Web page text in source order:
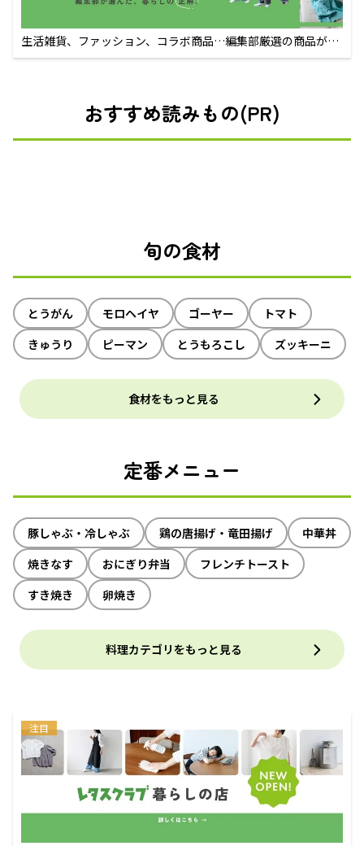
生活雑貨、ファッション、コラボ商品…編集部厳選の商品が買
えるECサイト
おすすめ読みもの(PR)
旬の食材
とうがん モロヘイヤ ゴーヤー
トマト
きゅうり
ピーマン とうもろこし ズッキーニ
食材をもっと見る
定番メニュー
豚しゃぶ・冷しゃぶ 鶏の唐揚げ・竜田揚げ
中華丼
焼きなす
おにぎり弁当
フレンチトースト
すき焼き
卵焼き
料理カテゴリをもっと見る
注目